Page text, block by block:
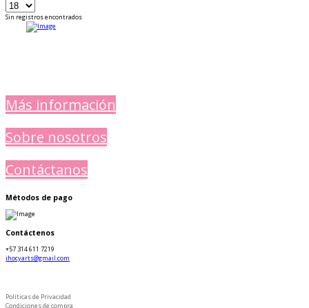
Sin registros encontrados
Más información
Sobre nosotros
Contáctanos
Métodos de pago
Contáctenos
+57 314 611 7219
jhocyarts@gmail.com
Políticas de Privacidad
Condiciones de compra